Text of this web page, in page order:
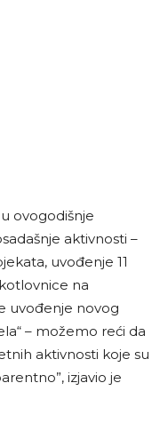
ovogodišnje
aktivnosti –
uvođenje 11
na
uvođenje novog
– možemo reći da
aktivnosti koje su
izjavio je